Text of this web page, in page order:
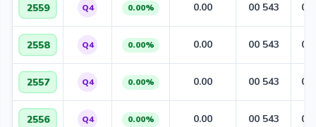
2559 Q4 0.00% 0.00 00 543 00
2558 Q4 0.00% 0.00 00 543 00
2557 Q4 0.00% 0.00 00 543 00
2556 Q4 0.00% 0.00 00 543 00